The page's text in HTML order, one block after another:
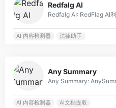
Redfalg AI
AI 内容检测器 法律助手
Any Summary
AI 内容检测器 AI文档提取